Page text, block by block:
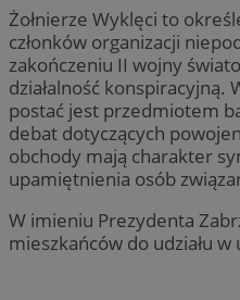
Żołnierze Wyklęci to
członków organizacji
zakończeniu II wojny
działalność konspiracyjną.
postać jest przedmiotem
debat dotyczących
obchody mają charakter
upamiętnienia osób
W imieniu Prezydenta
mieszkańców do udziału w